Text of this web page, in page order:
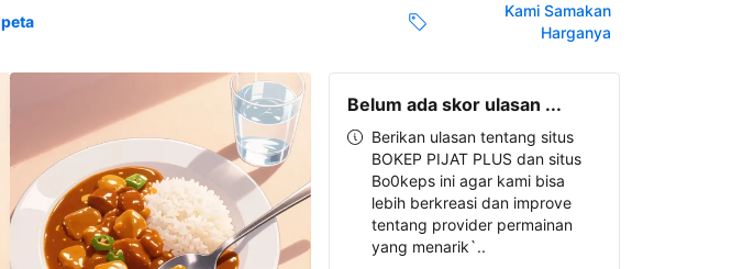
Kami Samakan
Harganya
Belum ada skor ulasan ...
Berikan ulasan tentang situs
BOKEP PIJAT PLUS dan situs
Bo0keps ini agar kami bisa
lebih berkreasi dan improve
tentang provider permainan
yang menarik`..